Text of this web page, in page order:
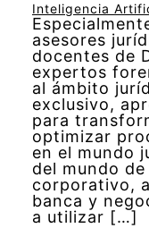
Inteligencia
asesores
docentes de
expertos
al ámbito
exclusivo,
para
optimizar
en el mundo
del mundo
corporativo,
banca y
a utilizar […]